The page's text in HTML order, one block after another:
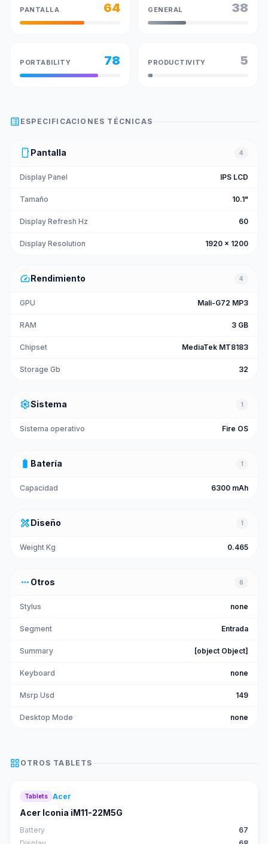
PANTALLA 64 GENERAL 38
PORTABILITY 78 PRODUCTIVITY 5
list_alt ESPECIFICACIONES TÉCNICAS
smartphone Pantalla 4
Display Panel IPS LCD
Tamaño 10.1"
Display Refresh Hz 60
Display Resolution 1920 x 1200
speedRendimiento 4
GPU Mali-G72 MP3
RAM 3 GB
Chipset MediaTek MT8183
Storage Gb 32
settingsSistema 1
Sistema operativo Fire OS
battery_full Batería 1
Capacidad 6300 mAh
design_servicesDiseño 1
Weight Kg 0.465
more_horiz Otros 6
Stylus none
Segment Entrada
Summary [object Object]
Keyboard none
Msrp Usd 149
Desktop Mode none
grid_view OTROS TABLETS
Tablets Acer
Acer Iconia iM11-22M5G
Battery
67